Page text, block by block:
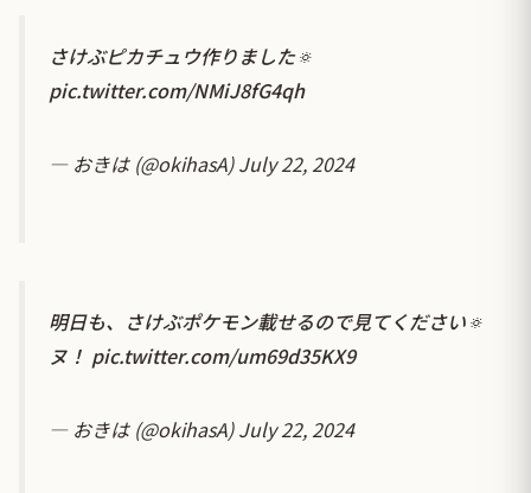
さけぶピカチュウ作りました🔅
pic.twitter.com/NMiJ8fG4qh
— おきは (@okihasA)July 22, 2024
明日も、さけぶポケモン載せるので見てください🔅
ヌ！ pic.twitter.com/um69d35KX9
— おきは (@okihasA)July 22, 2024